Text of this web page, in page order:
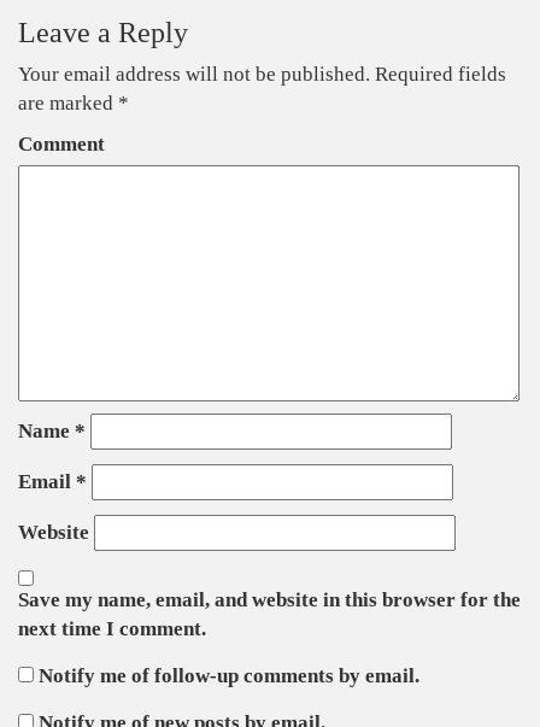
Leave a Reply
Your email address will not be published. Required fields
are marked *
Comment
Name *
Email *
Website
Save my name, email, and website in this browser for the
next time I comment.
Notify me of follow-up comments by email.
Notify me of new posts by email.